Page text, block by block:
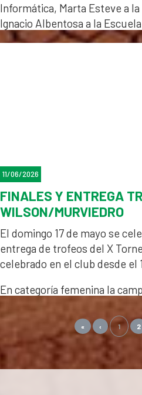
Informática, Marta Esteve a
Ignacio Albentosa a la
11/06/2026
FINALES Y ENTREGA
WILSON/MURVIEDRO
El domingo 17 de mayo se
entrega de trofeos del X
celebrado en el club desde el
En categoría femenina la
consolación fue Patricia
final a Conchita Sánchez. En
largo encuentro, se impuso
Irene Hasenlechner.
« ‹ 1 2